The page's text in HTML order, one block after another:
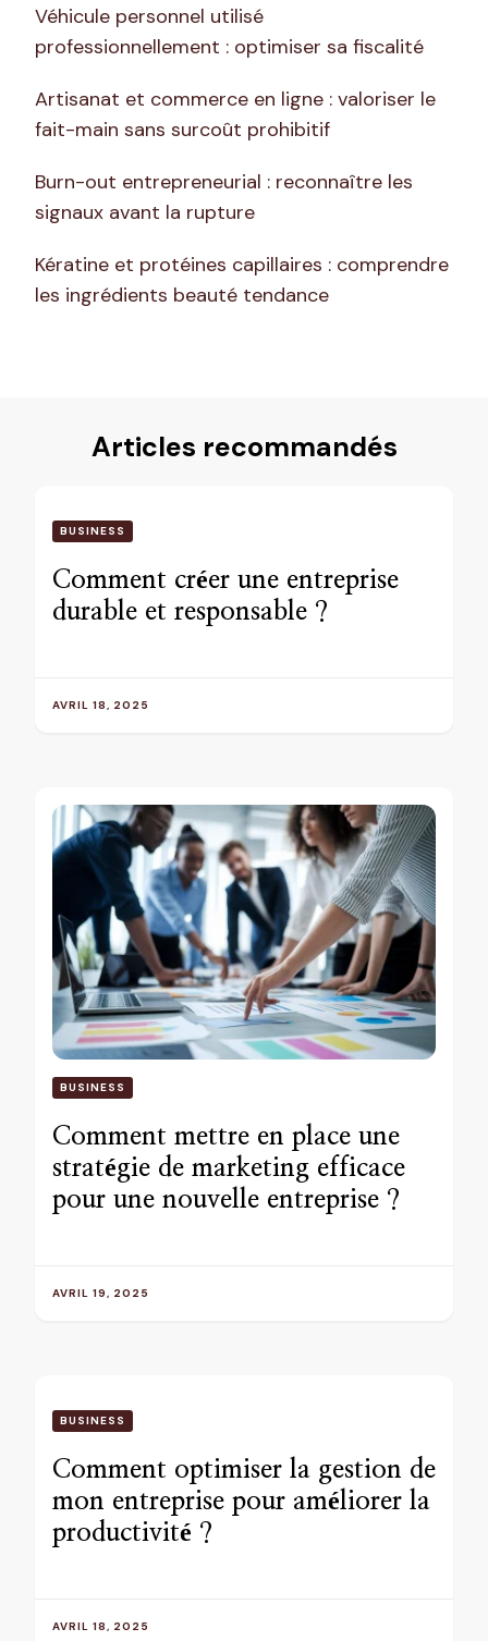
Véhicule personnel utilisé
professionnellement : optimiser sa fiscalité
Artisanat et commerce en ligne : valoriser le
fait-main sans surcoût prohibitif
Burn-out entrepreneurial : reconnaître les
signaux avant la rupture
Kératine et protéines capillaires : comprendre
les ingrédients beauté tendance
Articles recommandés
BUSINESS
Comment créer une entreprise
durable et responsable ?
AVRIL 18, 2025
BUSINESS
Comment mettre en place une
stratégie de marketing efficace
pour une nouvelle entreprise ?
AVRIL 19, 2025
BUSINESS
Comment optimiser la gestion de
mon entreprise pour améliorer la
productivité ?
AVRIL 18, 2025